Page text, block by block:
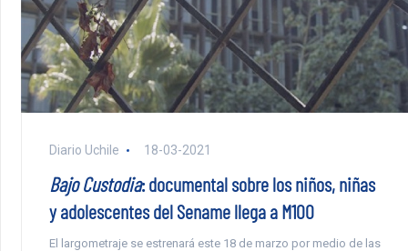
Diario Uchile 18-03-2021
Bajo Custodia: documental sobre los niños, niñas
y adolescentes del Sename llega a M100
El largometraje se estrenará este 18 de marzo por medio de las